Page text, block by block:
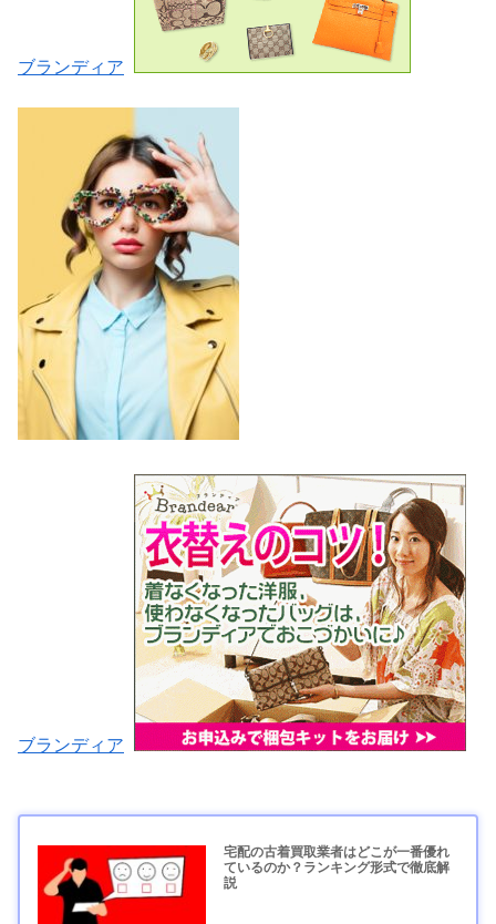
ブランディア
ブランディア
宅配の古着買取業者はどこが一番優れ
ているのか？ランキング形式で徹底解
説